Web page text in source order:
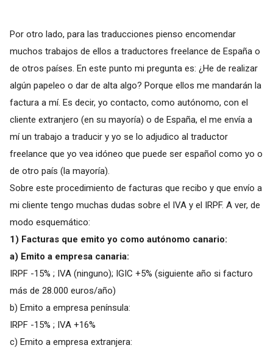
Por otro lado, para las traducciones pienso encomendar
muchos trabajos de ellos a traductores freelance de España o
de otros países. En este punto mi pregunta es: ¿He de realizar
algún papeleo o dar de alta algo? Porque ellos me mandarán la
factura a mí. Es decir, yo contacto, como autónomo, con el
cliente extranjero (en su mayoría) o de España, el me envía a
mí un trabajo a traducir y yo se lo adjudico al traductor
freelance que yo vea idóneo que puede ser español como yo o
de otro país (la mayoría).
Sobre este procedimiento de facturas que recibo y que envío a
mi cliente tengo muchas dudas sobre el IVA y el IRPF. A ver, de
modo esquemático:
1) Facturas que emito yo como autónomo canario:
a) Emito a empresa canaria:
IRPF -15% ; IVA (ninguno); IGIC +5% (siguiente año si facturo
más de 28.000 euros/año)
b) Emito a empresa península:
IRPF -15% ; IVA +16%
c) Emito a empresa extranjera: